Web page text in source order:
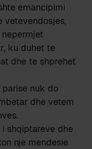
emancipimi
vetevendosjes,
ku duhet te
dhe te shprehet
nuk do
dhe vetem
shqiptareve dhe
nje mendesie